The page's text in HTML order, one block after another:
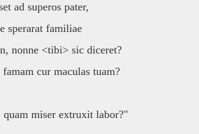
ad superos pater,
sperarat familiae
nonne <tibi> sic diceret?
cur maculas tuam?
miser extruxit labor?"